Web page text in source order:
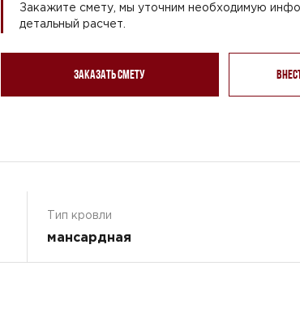
Закажите смету, мы уточним необходимую
детальный расчет.
Заказать смету
Тип кровли
мансардная